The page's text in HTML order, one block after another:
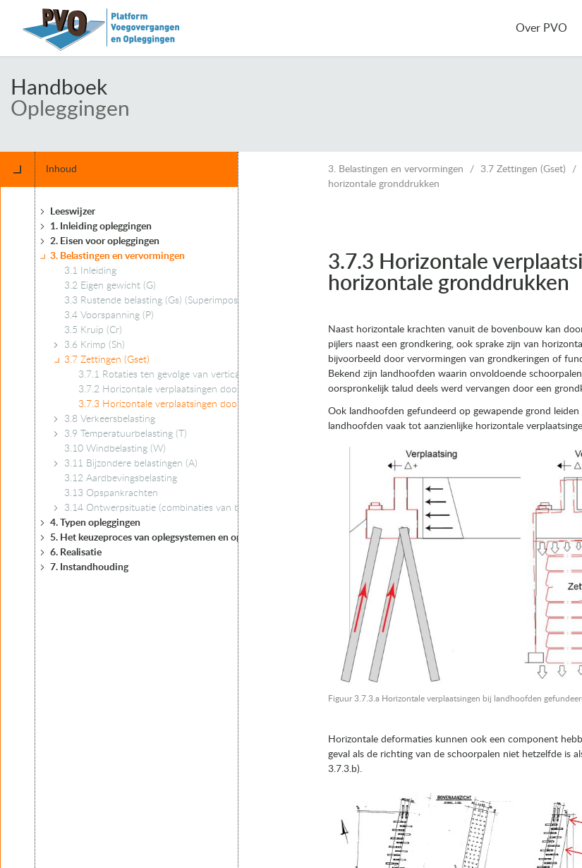
Over PVO
Handboek
Opleggingen
Inhoud
Leeswijzer
1. Inleiding opleggingen
2. Eisen voor opleggingen
3. Belastingen en vervormingen
3.1 Inleiding
3.2 Eigen gewicht (G)
3.3 Rustende belasting (Gs) (Superimposed dead load)
3.4 Voorspanning (P)
3.5 Kruip (Cr)
3.6 Krimp (Sh)
3.7 Zettingen (Gset)
3.7.1 Rotaties ten gevolge van verticale zettingen
3.7.2 Horizontale verplaatsingen door horizontale belastingen vanuit rijdek
3.7.3 Horizontale verplaatsingen door horizontale gronddrukken
3.8 Verkeersbelasting
3.9 Temperatuurbelasting (T)
3.10 Windbelasting (W)
3.11 Bijzondere belastingen (A)
3.12 Aardbevingsbelasting
3.13 Opspankrachten
3.14 Ontwerpsituatie (combinaties van belastingen en bewegingen)
4. Typen opleggingen
5. Het keuzeproces van oplegsystemen en opleggingen
6. Realisatie
7. Instandhouding
3. Belastingen en vervormingen 3.7 Zettingen (Gset)
horizontale gronddrukken
3.7.3 Horizontale
horizontale gronddrukken
Naast horizontale krachten vanuit de bovenbouw kan
pijlers naast een grondkering, ook sprake zijn van
bijvoorbeeld door vervormingen van grondkeringen of
Bekend zijn landhoofden waarin onvoldoende
oorspronkelijk talud deels werd vervangen door een
Ook landhoofden gefundeerd op gewapende grond
landhoofden vaak tot aanzienlijke horizontale
Figuur 3.7.3.a Horizontale verplaatsingen bij landhoofden
Horizontale deformaties kunnen ook een component
geval als de richting van de schoorpalen niet hetzelfde is
3.7.3.b).